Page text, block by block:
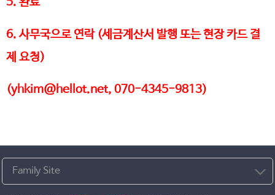
6. 사무국으로 연락 (세금계산서 발행 또는 현장 카드 결
제 요청)
(yhkim@hellot.net, 070-4345-9813)
Family Site